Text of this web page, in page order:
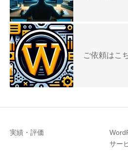
ご依頼はこ
実績・評価
サー